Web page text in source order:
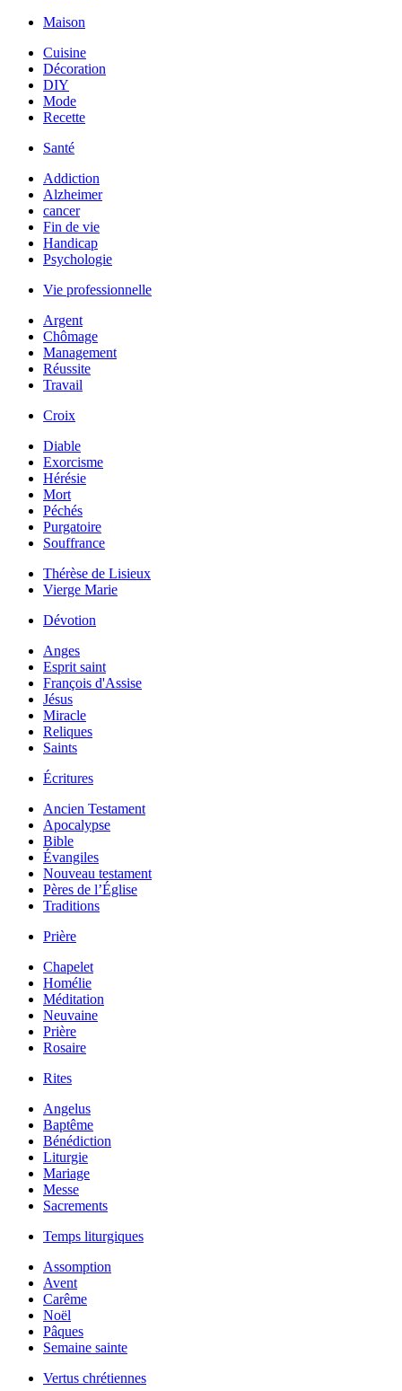
Maison
Cuisine
Décoration
DIY
Mode
Recette
Santé
Addiction
Alzheimer
cancer
Fin de vie
Handicap
Psychologie
Vie professionnelle
Argent
Chômage
Management
Réussite
Travail
Croix
Diable
Exorcisme
Hérésie
Mort
Péchés
Purgatoire
Souffrance
Thérèse de Lisieux
Vierge Marie
Dévotion
Anges
Esprit saint
François d'Assise
Jésus
Miracle
Reliques
Saints
Écritures
Ancien Testament
Apocalypse
Bible
Évangiles
Nouveau testament
Pères de l’Église
Traditions
Prière
Chapelet
Homélie
Méditation
Neuvaine
Prière
Rosaire
Rites
Angelus
Baptême
Bénédiction
Liturgie
Mariage
Messe
Sacrements
Temps liturgiques
Assomption
Avent
Carême
Noël
Pâques
Semaine sainte
Vertus chrétiennes